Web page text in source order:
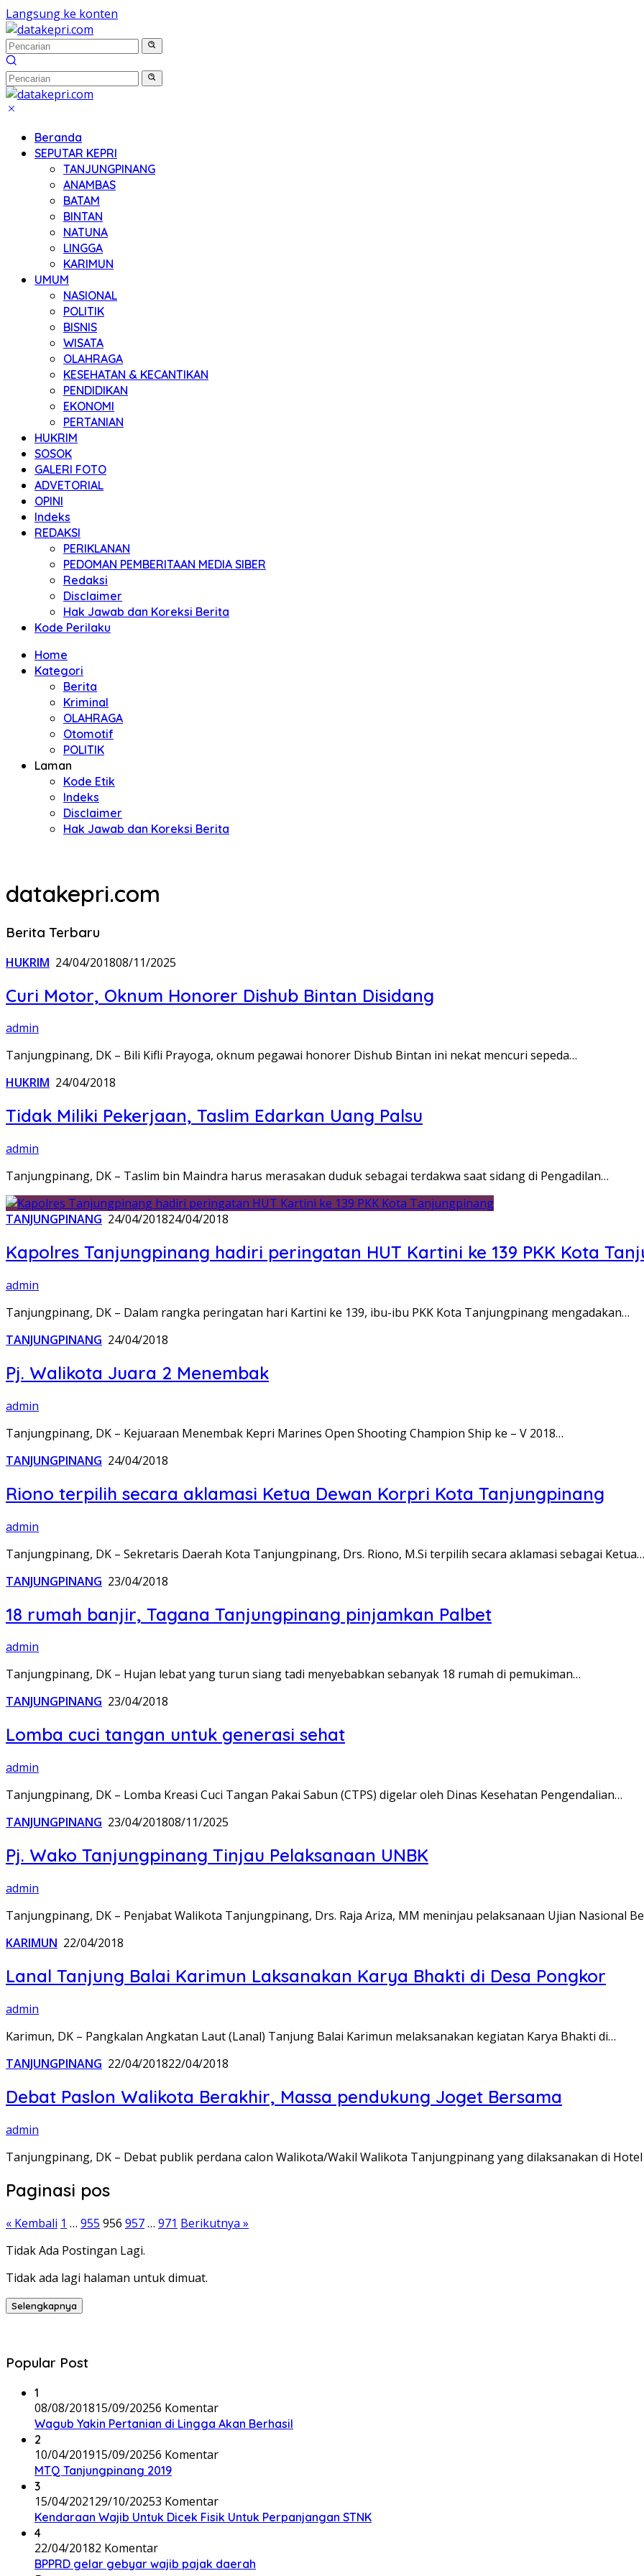
Langsung ke konten
Beranda
SEPUTAR KEPRI
TANJUNGPINANG
ANAMBAS
BATAM
BINTAN
NATUNA
LINGGA
KARIMUN
UMUM
NASIONAL
POLITIK
BISNIS
WISATA
OLAHRAGA
KESEHATAN & KECANTIKAN
PENDIDIKAN
EKONOMI
PERTANIAN
HUKRIM
SOSOK
GALERI FOTO
ADVETORIAL
OPINI
Indeks
REDAKSI
PERIKLANAN
PEDOMAN PEMBERITAAN MEDIA SIBER
Redaksi
Disclaimer
Hak Jawab dan Koreksi Berita
Kode Perilaku
Home
Kategori
Berita
Kriminal
OLAHRAGA
Otomotif
POLITIK
Laman
Kode Etik
Indeks
Disclaimer
Hak Jawab dan Koreksi Berita
datakepri.com
Berita Terbaru
HUKRIM 24/04/201808/11/2025
Curi Motor, Oknum Honorer Dishub Bintan Disidang
admin
Tanjungpinang, DK – Bili Kifli Prayoga, oknum pegawai honorer Dishub Bintan ini nekat mencuri sepeda…
HUKRIM 24/04/2018
Tidak Miliki Pekerjaan, Taslim Edarkan Uang Palsu
admin
Tanjungpinang, DK – Taslim bin Maindra harus merasakan duduk sebagai terdakwa saat sidang di Pengadilan…
TANJUNGPINANG 24/04/201824/04/2018
Kapolres Tanjungpinang hadiri peringatan HUT Kartini ke 139 PKK Kota
admin
Tanjungpinang, DK – Dalam rangka peringatan hari Kartini ke 139, ibu-ibu PKK Kota Tanjungpinang mengadakan…
TANJUNGPINANG 24/04/2018
Pj. Walikota Juara 2 Menembak
admin
Tanjungpinang, DK – Kejuaraan Menembak Kepri Marines Open Shooting Champion Ship ke – V 2018…
TANJUNGPINANG 24/04/2018
Riono terpilih secara aklamasi Ketua Dewan Korpri Kota Tanjungpinang
admin
Tanjungpinang, DK – Sekretaris Daerah Kota Tanjungpinang, Drs. Riono, M.Si terpilih secara aklamasi sebagai Ketua…
TANJUNGPINANG 23/04/2018
18 rumah banjir, Tagana Tanjungpinang pinjamkan Palbet
admin
Tanjungpinang, DK – Hujan lebat yang turun siang tadi menyebabkan sebanyak 18 rumah di pemukiman…
TANJUNGPINANG 23/04/2018
Lomba cuci tangan untuk generasi sehat
admin
Tanjungpinang, DK – Lomba Kreasi Cuci Tangan Pakai Sabun (CTPS) digelar oleh Dinas Kesehatan Pengendalian…
TANJUNGPINANG 23/04/201808/11/2025
Pj. Wako Tanjungpinang Tinjau Pelaksanaan UNBK
admin
Tanjungpinang, DK – Penjabat Walikota Tanjungpinang, Drs. Raja Ariza, MM meninjau pelaksanaan Ujian Nasional
KARIMUN 22/04/2018
Lanal Tanjung Balai Karimun Laksanakan Karya Bhakti di Desa Pongkor
admin
Karimun, DK – Pangkalan Angkatan Laut (Lanal) Tanjung Balai Karimun melaksanakan kegiatan Karya Bhakti di…
TANJUNGPINANG 22/04/201822/04/2018
Debat Paslon Walikota Berakhir, Massa pendukung Joget Bersama
admin
Tanjungpinang, DK – Debat publik perdana calon Walikota/Wakil Walikota Tanjungpinang yang dilaksanakan di Hotel
Paginasi pos
« Kembali 1 … 955 956 957… 971 Berikutnya »
Tidak Ada Postingan Lagi.
Tidak ada lagi halaman untuk dimuat.
Selengkapnya
Popular Post
1
08/08/201815/09/20256 Komentar
Wagub Yakin Pertanian di Lingga Akan Berhasil
2
10/04/201915/09/20256 Komentar
MTQ Tanjungpinang 2019
3
15/04/202129/10/20253 Komentar
Kendaraan Wajib Untuk Dicek Fisik Untuk Perpanjangan STNK
4
22/04/20182 Komentar
BPPRD gelar gebyar wajib pajak daerah